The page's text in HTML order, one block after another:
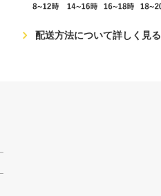
配送方法について詳しく見る